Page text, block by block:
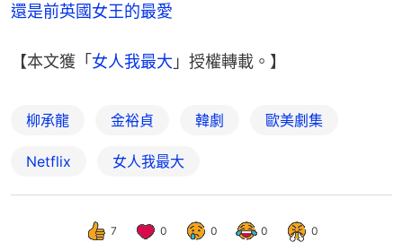
還是前英國女王的最愛
【本文獲「女人我最大 」授權轉載。】
柳承龍 金裕貞 韓劇 歐美劇集
Netflix 女人我最大
7 0 0 0 0